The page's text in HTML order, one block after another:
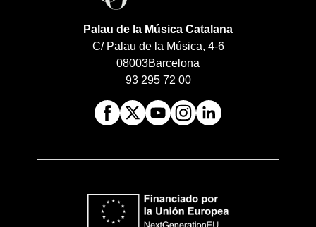
Palau de la Música Catalana
C/ Palau de la Música, 4-6
08003Barcelona
93 295 72 00